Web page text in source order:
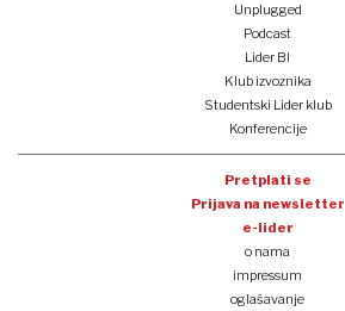
Unplugged
Podcast
Lider BI
Klub izvoznika
Studentski Lider klub
Konferencije
Pretplati se
Prijava na newsletter
e-lider
o nama
impressum
oglašavanje